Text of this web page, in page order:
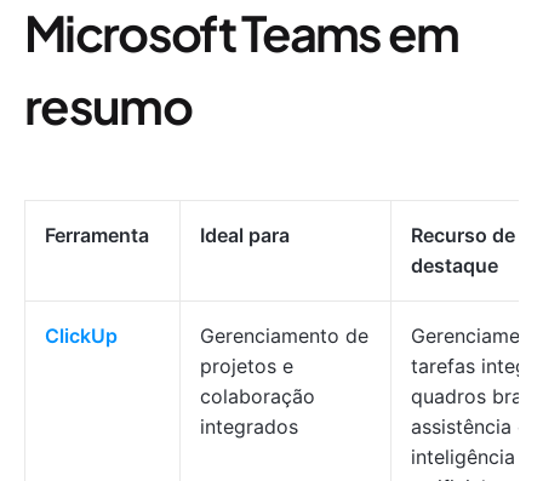
Microsoft Teams em
resumo
Ferramenta Ideal para
Recurso de
destaque
ClickUp
Gerenciamento de
projetos e
colaboração
integrados
tarefas
quadros
assistência
inteligência